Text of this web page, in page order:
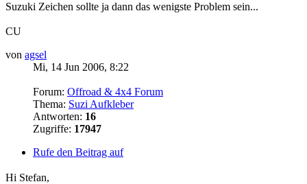
Suzuki Zeichen sollte ja dann das wenigste Problem sein...
CU
von agsel
Mi, 14 Jun 2006, 8:22
Forum: Offroad & 4x4 Forum
Thema: Suzi Aufkleber
Antworten: 16
Zugriffe: 17947
Rufe den Beitrag auf
Hi Stefan,